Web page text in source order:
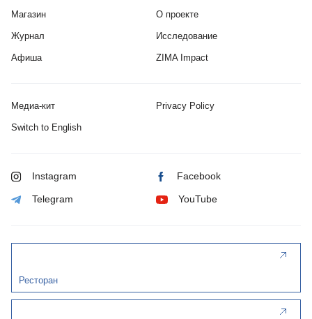
Магазин
Журнал
Афиша
О проекте
Исследование
ZIMA Impact
Медиа-кит Privacy Policy
Switch to English
Instagram Facebook
Telegram YouTube
Ресторан